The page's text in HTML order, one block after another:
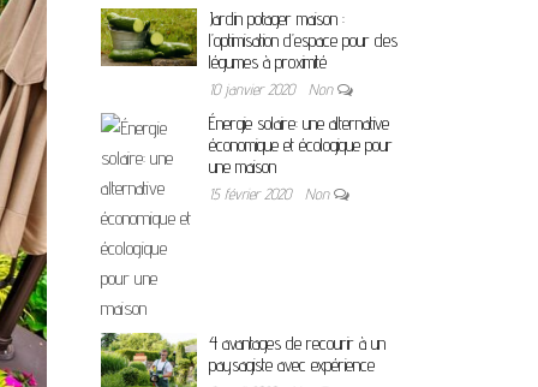
Jardin potager maison :
l’optimisation d’espace pour des
légumes à proximité
10 janvier 2020 Non
Énergie solaire: une alternative
économique et écologique pour
une maison
15 février 2020 Non
4 avantages de recourir à un
paysagiste avec expérience